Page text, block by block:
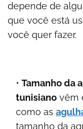
depende de
que você está
você quer fazer.
Tamanho da
tunisiano vêm
como as
tamanho da